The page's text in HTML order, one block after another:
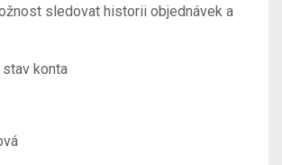
sledovat historii objednávek a
konta